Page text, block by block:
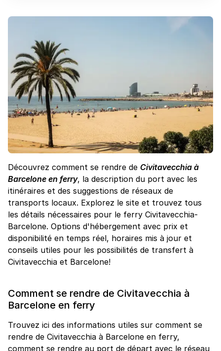
Découvrez comment se rendre de Civitavecchia à
Barcelone en ferry, la description du port avec les
itinéraires et des suggestions de réseaux de
transports locaux. Explorez le site et trouvez tous
les détails nécessaires pour le ferry Civitavecchia-
Barcelone. Options d'hébergement avec prix et
disponibilité en temps réel, horaires mis à jour et
conseils utiles pour les possibilités de transfert à
Civitavecchia et Barcelone!
Comment se rendre de Civitavecchia à
Barcelone en ferry
Trouvez ici des informations utiles sur comment se
rendre de Civitavecchia à Barcelone en ferry,
comment se rendre au port de départ avec le réseau